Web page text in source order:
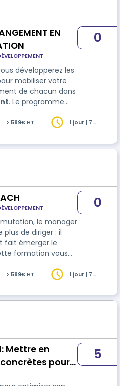
EN
développerez les
mobiliser votre
de chacun dans
. Le programme
son outil associé :
membres de son
d'identif…
0
> 589€ HT
1 jour | 7
le manager
plus de diriger : il
fait émerger le
formation vous
pour renforcer
0
> 589€ HT
1 jour | 7
Mettre en
pour
5